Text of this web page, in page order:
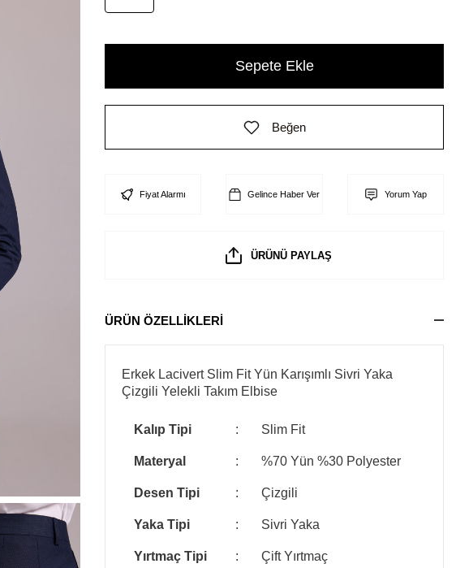
Sepete Ekle
Beğen
Fiyat Alarmı Gelince Haber Ver Yorum Yap
ÜRÜNÜ PAYLAŞ
ÜRÜN ÖZELLİKLERİ
Erkek Lacivert Slim Fit Yün Karışımlı Sivri Yaka
Çizgili Yelekli Takım Elbise
Kalıp Tipi : Slim Fit
Materyal : %70 Yün %30 Polyester
Desen Tipi : Çizgili
Yaka Tipi : Sivri Yaka
Yırtmaç Tipi : Çift Yırtmaç